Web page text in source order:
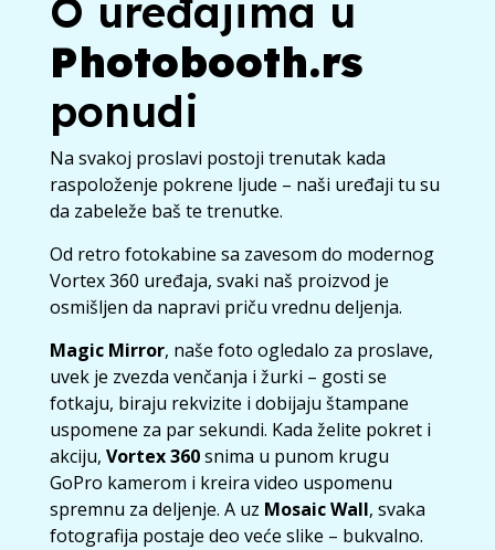
O uređajima u
Photobooth.rs
ponudi
Na svakoj proslavi postoji trenutak kada
raspoloženje pokrene ljude – naši uređaji tu su
da zabeleže baš te trenutke.
Od retro fotokabine sa zavesom do modernog
Vortex 360 uređaja, svaki naš proizvod je
osmišljen da napravi priču vrednu deljenja.
Magic Mirror, naše foto ogledalo za proslave,
uvek je zvezda venčanja i žurki – gosti se
fotkaju, biraju rekvizite i dobijaju štampane
uspomene za par sekundi. Kada želite pokret i
akciju, Vortex 360snima u punom krugu
GoPro kamerom i kreira video uspomenu
spremnu za deljenje. A uz Mosaic Wall, svaka
fotografija postaje deo veće slike – bukvalno.